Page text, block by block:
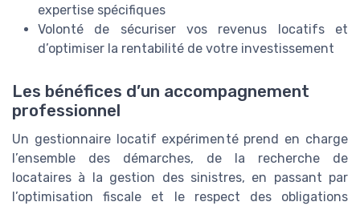
expertise spécifiques
Volonté de sécuriser vos revenus locatifs et
d’optimiser la rentabilité de votre investissement
Les bénéfices d’un accompagnement
professionnel
Un gestionnaire locatif expérimenté prend en charge
l’ensemble des démarches, de la recherche de
locataires à la gestion des sinistres, en passant par
l’optimisation fiscale et le respect des obligations